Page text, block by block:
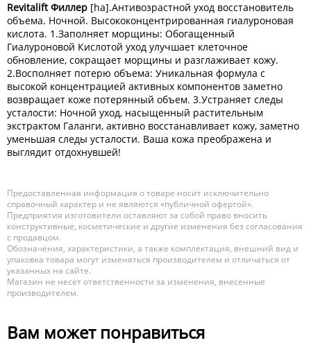
Revitalift Филлер [ha].Антивозрастной уход восстановитель
объема. Ночной. Высококонцентрированная гиалуроновая
кислота. 1.Заполняет морщины: Обогащенный
Гиалуроновой Кислотой уход улучшает клеточное
обновление, сокращает морщины и разглаживает кожу.
2.Восполняет потерю объема: Уникальная формула с
высокой концентрацией активных компонентов заметно
возвращает коже потерянный объем. 3.Устраняет следы
усталости: Ночной уход, насыщенный растительным
экстрактом Галанги, активно восстанавливает кожу, заметно
уменьшая следы усталости. Ваша кожа преображена и
выглядит отдохнувшей!
Предоставленная информация о товаре носит исключительно
справочный характер и не являются «публичной офертой».
Предприятия изготовители оставляют за собой право вносить
конструктивные, косметические и другие изменения без согласования
с продавцом.
Обозначения, характеристики, а также комплектация, внешний вид и
упаковка товара могут изменяться производителем и отличаться от
указанных на сайте.
Магазин не несет ответственности за изменения, внесенные
производителем.
Вам может понравиться